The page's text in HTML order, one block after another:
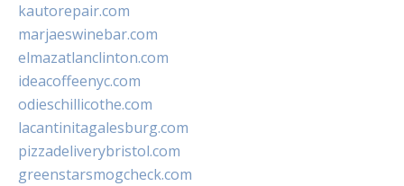
kautorepair.com
marjaeswinebar.com
elmazatlanclinton.com
ideacoffeenyc.com
odieschillicothe.com
lacantinitagalesburg.com
pizzadeliverybristol.com
greenstarsmogcheck.com